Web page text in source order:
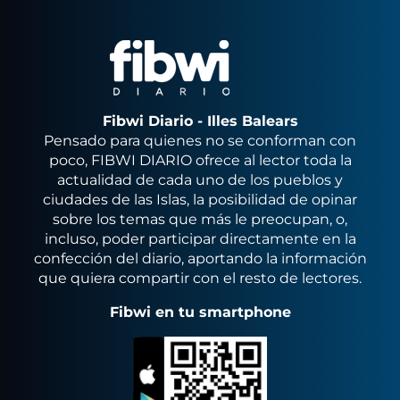
Fibwi Diario - Illes Balears
Pensado para quienes no se conforman con
poco, FIBWI DIARIO ofrece al lector toda la
actualidad de cada uno de los pueblos y
ciudades de las Islas, la posibilidad de opinar
sobre los temas que más le preocupan, o,
incluso, poder participar directamente en la
confección del diario, aportando la información
que quiera compartir con el resto de lectores.
Fibwi en tu smartphone